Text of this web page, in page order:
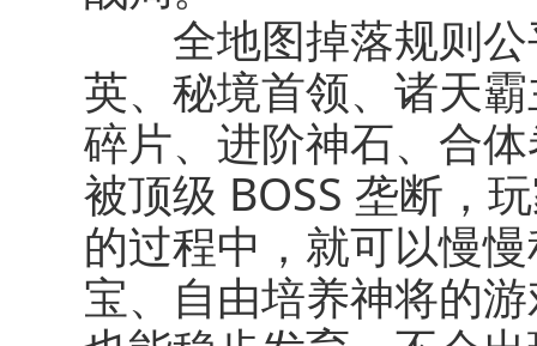
全地图掉落规则公
英、秘境首领、诸天
碎片、进阶神石、合
被顶级 BOSS 垄断，
的过程中，就可以慢
宝、自由培养神将的